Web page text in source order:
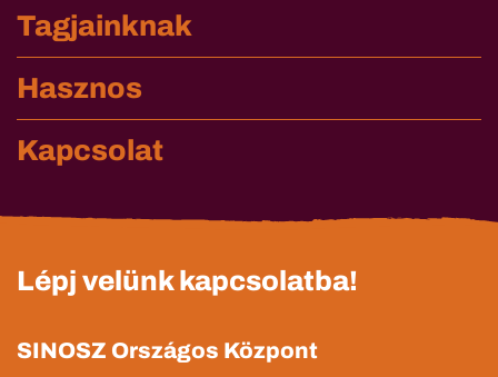
Tagjainknak
Hasznos
Kapcsolat
Lépj velünk kapcsolatba!
SINOSZ Országos Központ